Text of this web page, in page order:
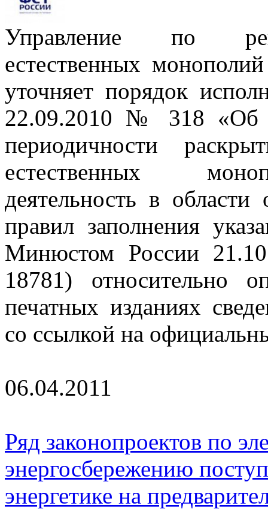
Управление по
естественных
уточняет порядок
22.09.2010 № 318 «Об
периодичности
естественных
деятельность в
правил заполнения
Минюстом России
18781) относительно
печатных изданиях
со ссылкой на
06.04.2011
Ряд законопроектов по
энергосбережению
энергетике на